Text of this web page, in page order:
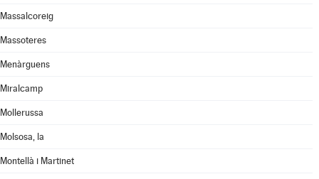
Massalcoreig
Massoteres
Menàrguens
Miralcamp
Mollerussa
Molsosa, la
Montellà i Martinet